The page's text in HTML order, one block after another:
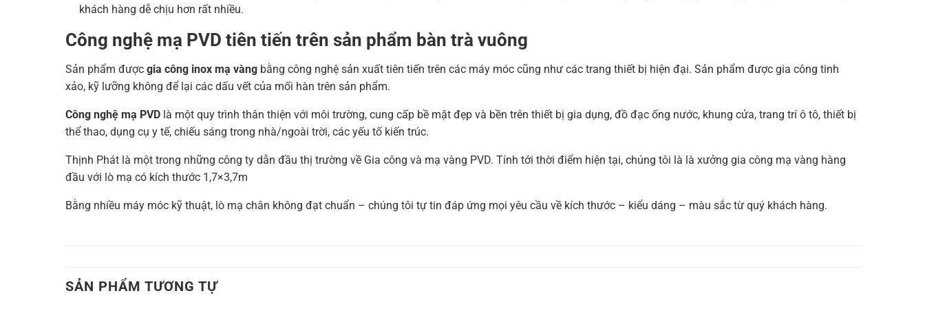
khách hàng dễ chịu hơn rất nhiều.
Công nghệ mạ PVD tiên tiến trên sản phẩm bàn trà vuông
Sản phẩm được gia công inox mạ vàngbằng công nghệ sản xuất tiên tiến trên các máy móc cũng như các trang thiết bị hiện đại. Sản phẩm được gia công tinh
xảo, kỹ lưỡng không để lại các dấu vết của mối hàn trên sản phẩm.
Công nghệ mạ PVDlà một quy trình thân thiện với môi trường, cung cấp bề mặt đẹp và bền trên thiết bị gia dụng, đồ đạc ống nước, khung cửa, trang trí ô tô, thiết bị
thể thao, dụng cụ y tế, chiếu sáng trong nhà/ngoài trời, các yếu tố kiến ​​trúc.
Thịnh Phát là một trong những công ty dẫn đầu thị trường về Gia công và mạ vàng PVD. Tính tới thời điểm hiện tại, chúng tôi là là xưởng gia công mạ vàng hàng
đầu với lò mạ có kích thước 1,7×3,7m
Bằng nhiều máy móc kỹ thuật, lò mạ chân không đạt chuẩn – chúng tôi tự tin đáp ứng mọi yêu cầu về kích thước – kiểu dáng – màu sắc từ quý khách hàng.
SẢN PHẨM TƯƠNG TỰ